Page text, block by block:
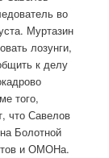
во
Муртазин
лозунги,
к делу
того,
что Савелов
Болотной
и ОМОНа.